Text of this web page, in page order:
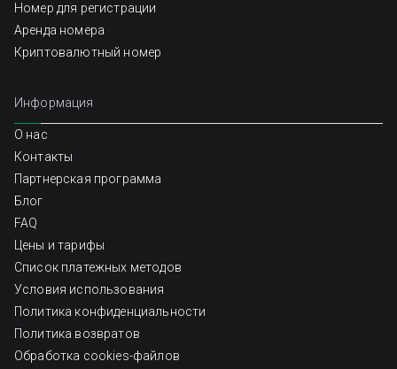
Номер для регистрации
Аренда номера
Криптовалютный номер
Информация
О нас
Контакты
Партнерская программа
Блог
FAQ
Цены и тарифы
Список платежных методов
Условия использования
Политика конфиденциальности
Политика возвратов
Обработка cookies-файлов